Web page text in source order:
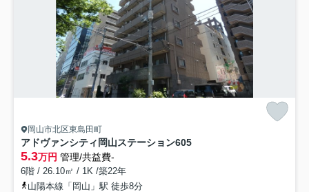
岡山市北区東島田町
アドヴァンシティ岡山ステーション605
5.3万円 管理/共益費-
6階 / 26.10㎡ / 1K /築22年
山陽本線「岡山」駅 徒歩8分